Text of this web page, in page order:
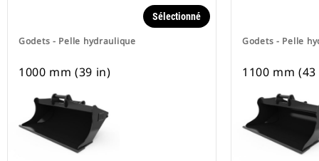
Godets - Pelle hydraulique
Sélectionné
1000 mm (39 in)
Godets - Pelle
1100 mm